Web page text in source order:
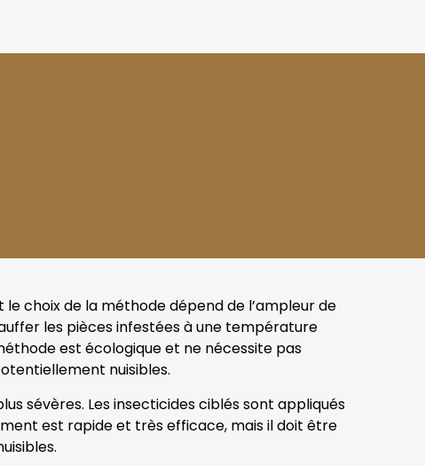
choix de la méthode dépend de l’ampleur de
les pièces infestées à une température
est écologique et ne nécessite pas
nuisibles.
sévères. Les insecticides ciblés sont appliqués
est rapide et très efficace, mais il doit être